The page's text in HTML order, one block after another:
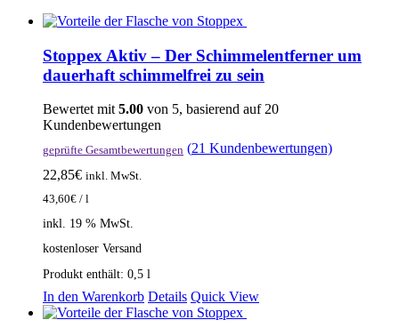
Stoppex Aktiv – Der Schimmelentferner um
dauerhaft schimmelfrei zu sein
Bewertet mit5.00 von 5, basierend auf20
Kundenbewertungen
geprüfte Gesamtbewertungen (21 Kundenbewertungen)
22,85€ inkl. MwSt.
43,60€ / l
inkl. 19 % MwSt.
kostenloser Versand
Produkt enthält: 0,5 l
In den Warenkorb Details Quick View